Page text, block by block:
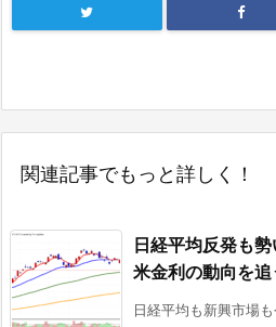
関連記事でもっと詳しく！
日経平均反発も
米金利の動向を追
日経平均も新興市場